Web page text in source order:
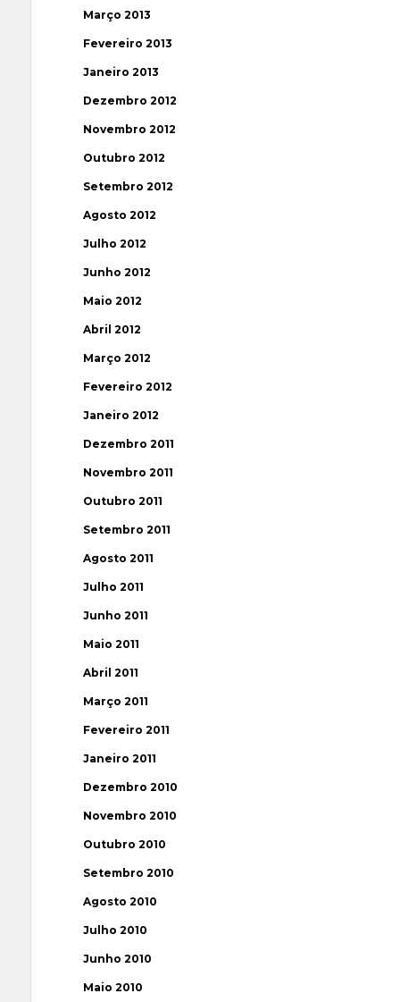
Março 2013
Fevereiro 2013
Janeiro 2013
Dezembro 2012
Novembro 2012
Outubro 2012
Setembro 2012
Agosto 2012
Julho 2012
Junho 2012
Maio 2012
Abril 2012
Março 2012
Fevereiro 2012
Janeiro 2012
Dezembro 2011
Novembro 2011
Outubro 2011
Setembro 2011
Agosto 2011
Julho 2011
Junho 2011
Maio 2011
Abril 2011
Março 2011
Fevereiro 2011
Janeiro 2011
Dezembro 2010
Novembro 2010
Outubro 2010
Setembro 2010
Agosto 2010
Julho 2010
Junho 2010
Maio 2010